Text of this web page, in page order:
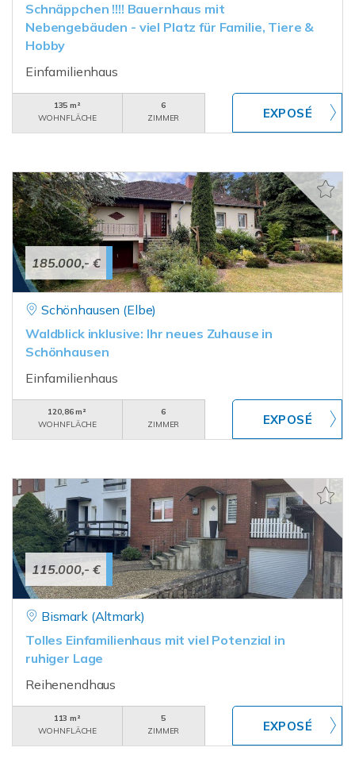
Schnäppchen !!!! Bauernhaus mit
Nebengebäuden - viel Platz für Familie, Tiere &
Hobby
Einfamilienhaus
135 m²
WOHNFLÄCHE
6
ZIMMER
185.000,- €
Schönhausen (Elbe)
Waldblick inklusive: Ihr neues Zuhause in
Schönhausen
Einfamilienhaus
120,86 m²
WOHNFLÄCHE
6
ZIMMER
115.000,- €
Bismark (Altmark)
Tolles Einfamilienhaus mit viel Potenzial in
ruhiger Lage
Reihenendhaus
113 m²
WOHNFLÄCHE
5
ZIMMER